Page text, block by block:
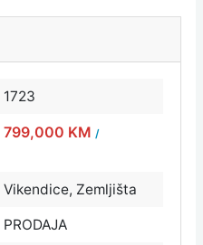
1723
799,000 KM /
Vikendice, Zemljišta
PRODAJA